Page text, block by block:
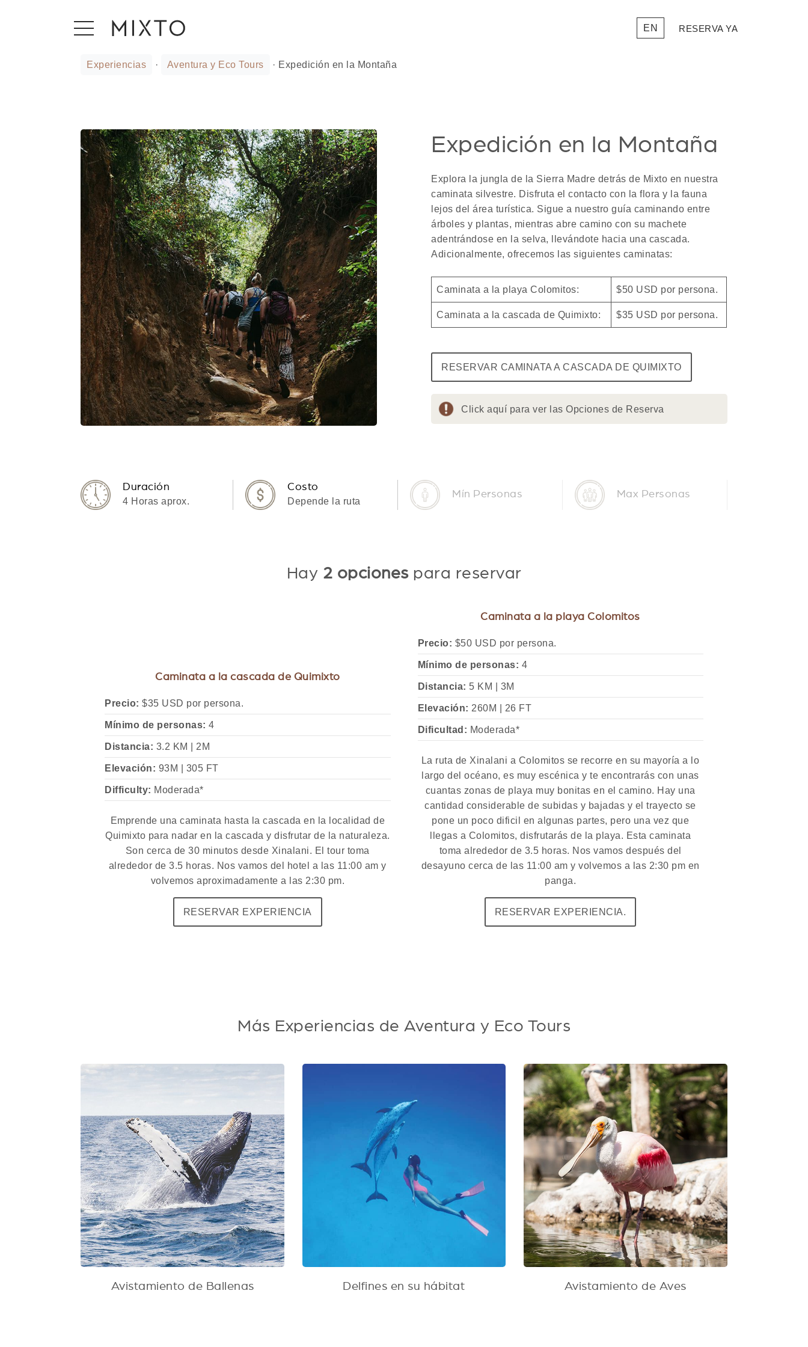
EN RESERVA YA
Experiencias · Aventura y Eco Tours · Expedición en la Montaña
Expedición en la Montaña
Explora la jungla de la Sierra Madre detrás de Mixto en nuestra
caminata silvestre. Disfruta el contacto con la flora y la fauna
lejos del área turística. Sigue a nuestro guía caminando entre
árboles y plantas, mientras abre camino con su machete
adentrándose en la selva, llevándote hacia una cascada.
Adicionalmente, ofrecemos las siguientes caminatas:
Caminata a la playa Colomitos: $50 USD por persona.
Caminata a la cascada de Quimixto: $35 USD por persona.
RESERVAR CAMINATA A CASCADA DE QUIMIXTO
Click aquí para ver las Opciones de Reserva
Duración
4 Horas aprox.
Costo
Depende la ruta
Mín Personas Max Personas
Hay 2 opcionespara reservar
Caminata a la cascada de Quimixto
Precio: $35 USD por persona.
Mínimo de personas: 4
Distancia: 3.2 KM | 2M
Elevación: 93M | 305 FT
Difficulty: Moderada*
Emprende una caminata hasta la cascada en la localidad de
Quimixto para nadar en la cascada y disfrutar de la naturaleza.
Son cerca de 30 minutos desde Xinalani. El tour toma
alrededor de 3.5 horas. Nos vamos del hotel a las 11:00 am y
volvemos aproximadamente a las 2:30 pm.
RESERVAR EXPERIENCIA
Caminata a la playa Colomitos
Precio: $50 USD por persona.
Mínimo de personas: 4
Distancia: 5 KM | 3M
Elevación: 260M | 26 FT
Dificultad: Moderada*
La ruta de Xinalani a Colomitos se recorre en su mayoría a lo
largo del océano, es muy escénica y te encontrarás con unas
cuantas zonas de playa muy bonitas en el camino. Hay una
cantidad considerable de subidas y bajadas y el trayecto se
pone un poco dificil en algunas partes, pero una vez que
llegas a Colomitos, disfrutarás de la playa. Esta caminata
toma alrededor de 3.5 horas. Nos vamos después del
desayuno cerca de las 11:00 am y volvemos a las 2:30 pm en
panga.
RESERVAR EXPERIENCIA.
Más Experiencias de Aventura y Eco Tours
Avistamiento de Ballenas Delfines en su hábitat Avistamiento de Aves